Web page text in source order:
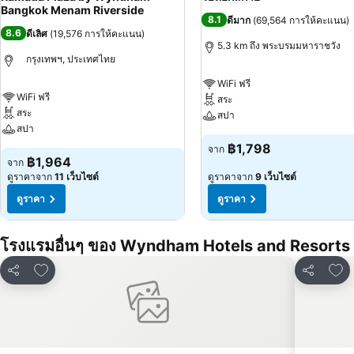
Bangkok Menam Riverside
8.6 ดีเลิศ (19,576 การให้คะแนน)
กรุงเทพฯ, ประเทศไทย
WiFi ฟรี
สระ
สปา
จาก ฿1,964
ดูราคาจาก 11 เว็บไซต์
ดูราคา
8.1 ดีมาก (69,564 การให้คะแนน)
5.3 km ถึง พระบรมมหาราชวัง
WiFi ฟรี
สระ
สปา
จาก ฿1,798
ดูราคาจาก 9 เว็บไซต์
ดูราคา
โรงแรมอื่นๆ ของ Wyndham Hotels and Resorts
แชร์
เพิ่มในรายการโปรด
แชร์
เพิ่ม